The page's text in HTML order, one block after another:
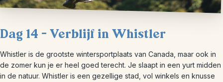
Dag 14 – Verblijf in Whistler
Whistler is de grootste wintersportplaats van Canada, maar ook in
de zomer kun je er heel goed terecht. Je slaapt in een yurt midden
in de natuur. Whistler is een gezellige stad, vol winkels en knusse